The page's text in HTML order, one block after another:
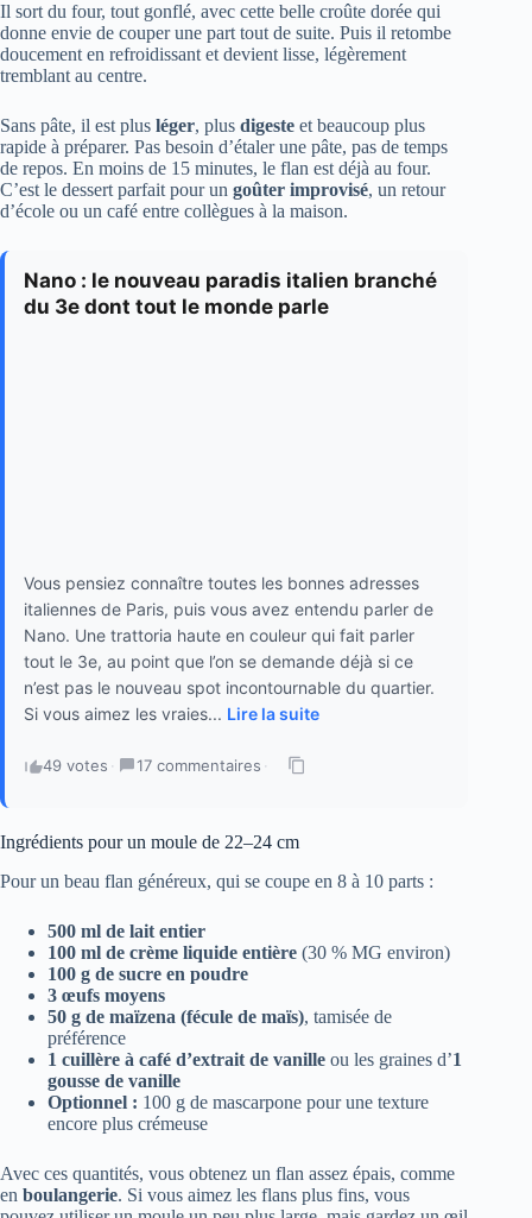
Il sort du four, tout gonflé, avec cette belle croûte dorée qui
donne envie de couper une part tout de suite. Puis il retombe
doucement en refroidissant et devient lisse, légèrement
tremblant au centre.
Sans pâte, il est plus léger, plus digeste et beaucoup plus
rapide à préparer. Pas besoin d’étaler une pâte, pas de temps
de repos. En moins de 15 minutes, le flan est déjà au four.
C’est le dessert parfait pour un goûter improvisé, un retour
d’école ou un café entre collègues à la maison.
Nano : le nouveau paradis italien branché
du 3e dont tout le monde parle
Vous pensiez connaître toutes les bonnes adresses
italiennes de Paris, puis vous avez entendu parler de
Nano. Une trattoria haute en couleur qui fait parler
tout le 3e, au point que l’on se demande déjà si ce
n’est pas le nouveau spot incontournable du quartier.
Si vous aimez les vraies... Lire la suite
49 votes · 17 commentaires ·
Ingrédients pour un moule de 22–24 cm
Pour un beau flan généreux, qui se coupe en 8 à 10 parts :
500 ml de lait entier
100 ml de crème liquide entière (30 % MG environ)
100 g de sucre en poudre
3 œufs moyens
50 g de maïzena (fécule de maïs), tamisée de
préférence
1 cuillère à café d’extrait de vanille ou les graines d’1
gousse de vanille
Optionnel : 100 g de mascarpone pour une texture
encore plus crémeuse
Avec ces quantités, vous obtenez un flan assez épais, comme
en boulangerie. Si vous aimez les flans plus fins, vous